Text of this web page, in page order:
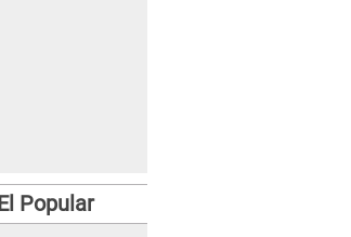
Popular